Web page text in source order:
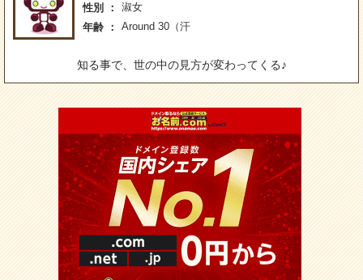
性別
淑女
年齢
Around 30（汗
知る事で、世の中の見方が変わってくる♪